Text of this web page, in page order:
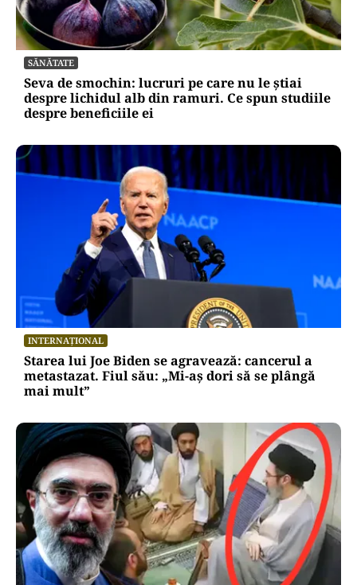
SĂNĂTATE
Seva de smochin: lucruri pe care nu le știai
despre lichidul alb din ramuri. Ce spun studiile
despre beneficiile ei
INTERNAȚIONAL
Starea lui Joe Biden se agravează: cancerul a
metastazat. Fiul său: „Mi-aș dori să se plângă
mai mult”